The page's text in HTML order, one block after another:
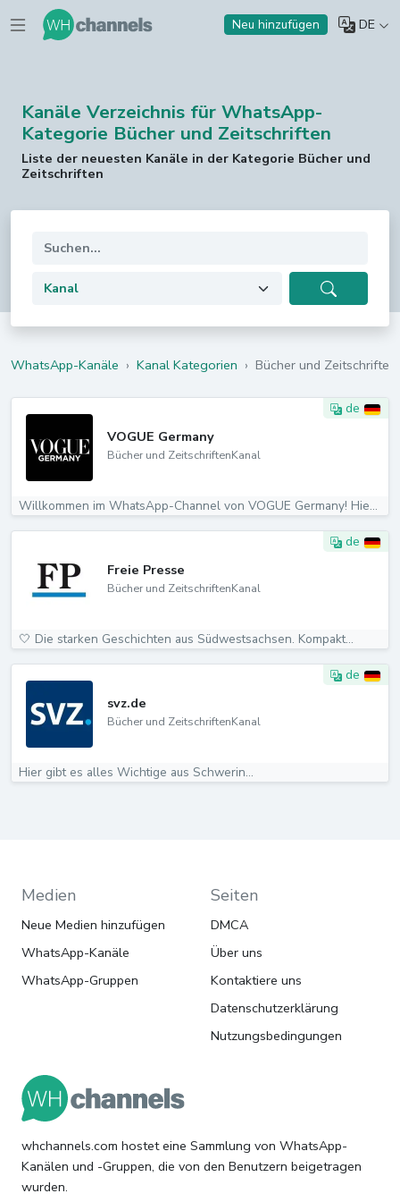
Neu hinzufügen DE
Kanäle Verzeichnis für WhatsApp-
Kategorie Bücher und Zeitschriften
Liste der neuesten Kanäle in der Kategorie Bücher und
Zeitschriften
WhatsApp-Kanäle › Kanal Kategorien › Bücher und Zeitschriften
de
VOGUE Germany
Bücher und ZeitschriftenKanal
Willkommen im WhatsApp-Channel von VOGUE Germany! Hier...
de
Freie Presse
Bücher und ZeitschriftenKanal
🤍 Die starken Geschichten aus Südwestsachsen. Kompakt...
de
svz.de
Bücher und ZeitschriftenKanal
Hier gibt es alles Wichtige aus Schwerin...
Medien
Neue Medien hinzufügen
WhatsApp-Kanäle
WhatsApp-Gruppen
Seiten
DMCA
Über uns
Kontaktiere uns
Datenschutzerklärung
Nutzungsbedingungen
whchannels.com hostet eine Sammlung von WhatsApp-
Kanälen und -Gruppen, die von den Benutzern beigetragen
wurden.